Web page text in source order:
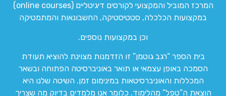
המרכז המוביל והמקצועי לקורסים דיגיטליים (online courses)
במקצועות הכלכלה, סטטיסטיקה, החשבונאות והמתמטיקה
וכן במקצועות נוספים.
בית הספר “רגב גוטמן” זו הזדמנות מצוינת להוציא תעודת
הסמכה באופן עצמאי או תואר באוניברסיטה הפתוחה ובשאר
המכללות והאוניברסיטאות במינימום זמן. השיטה שלנו היא
הוצאת ה”טפל” מהלימוד. כלומר אנו מלמדים בדיוק מה שצריך